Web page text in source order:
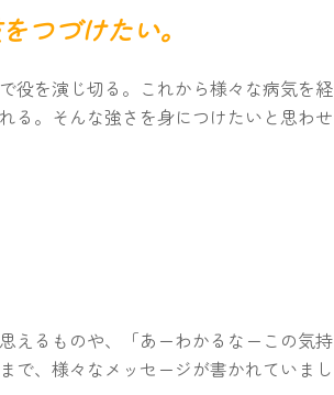
つづけたい。
役を演じ切る。これから様々な病気を経
る。そんな強さを身につけたいと思わせ
えるものや、「あーわかるなーこの気持
で、様々なメッセージが書かれていまし